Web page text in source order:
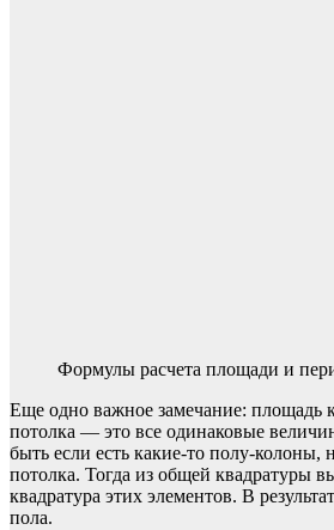
Формулы расчета площади и
Еще одно важное замечание: площадь
потолка — это все одинаковые
быть если есть какие-то полу-колоны,
потолка. Тогда из общей квадратуры
квадратура этих элементов. В
пола.